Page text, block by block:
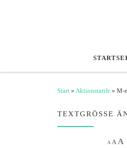
Start » Aktionstarife » M-
TEXTGRÖSSE
A A A